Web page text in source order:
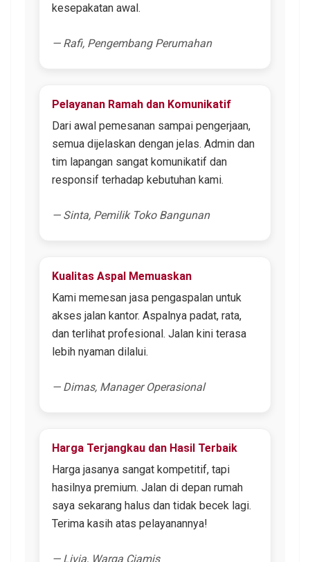
kesepakatan awal.
— Rafi, Pengembang Perumahan
Pelayanan Ramah dan Komunikatif
Dari awal pemesanan sampai pengerjaan,
semua dijelaskan dengan jelas. Admin dan
tim lapangan sangat komunikatif dan
responsif terhadap kebutuhan kami.
— Sinta, Pemilik Toko Bangunan
Kualitas Aspal Memuaskan
Kami memesan jasa pengaspalan untuk
akses jalan kantor. Aspalnya padat, rata,
dan terlihat profesional. Jalan kini terasa
lebih nyaman dilalui.
— Dimas, Manager Operasional
Harga Terjangkau dan Hasil Terbaik
Harga jasanya sangat kompetitif, tapi
hasilnya premium. Jalan di depan rumah
saya sekarang halus dan tidak becek lagi.
Terima kasih atas pelayanannya!
— Livia, Warga Ciamis